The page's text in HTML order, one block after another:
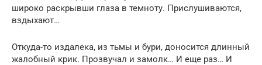
широко раскрывши глаза в темноту. Прислушиваются,
вздыхают…
Откуда-то издалека, из тьмы и бури, доносится длинный
жалобный крик. Прозвучал и замолк… И еще раз… И